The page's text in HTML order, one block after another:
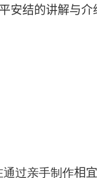
安结的讲解与介
过亲手制作相